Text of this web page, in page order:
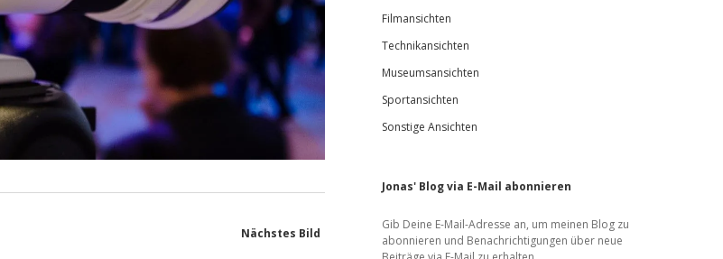
Nächstes Bild
Filmansichten
Technikansichten
Museumsansichten
Sportansichten
Sonstige Ansichten
Jonas' Blog via E-Mail abonnieren
Gib Deine E-Mail-Adresse an, um meinen Blog zu
abonnieren und Benachrichtigungen über neue